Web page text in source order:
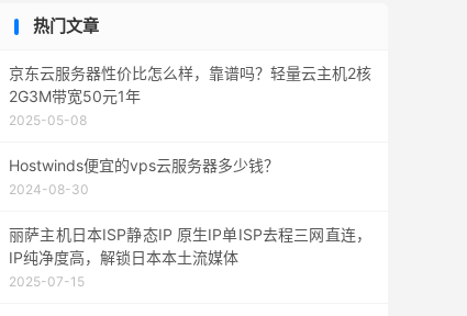
热门文章
京东云服务器性价比怎么样，靠谱吗？轻量云主机2核
2G3M带宽50元1年
2025-05-08
Hostwinds便宜的vps云服务器多少钱？
2024-08-30
丽萨主机日本ISP静态IP 原生IP单ISP去程三网直连，
IP纯净度高，解锁日本本土流媒体
2025-07-15